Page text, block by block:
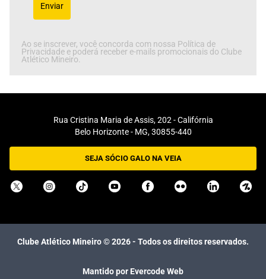
Enviar
Ao se inscrever, você concorda com nossa Política de
Privacidade e poderá receber e-mails promocionais do Clube
Atlético Mineiro.
Rua Cristina Maria de Assis, 202 - Califórnia
Belo Horizonte - MG, 30855-440
SEJA SÓCIO GALO NA VEIA
Clube Atlético Mineiro ©2026- Todos os direitos reservados.
Mantido por Evercode Web